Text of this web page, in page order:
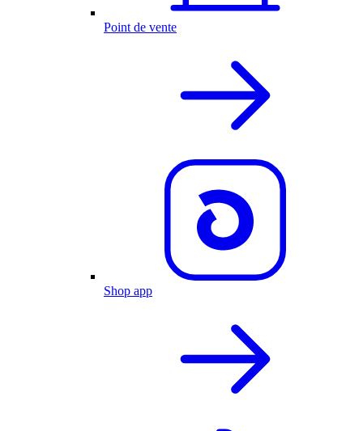
Point de vente
Shop app